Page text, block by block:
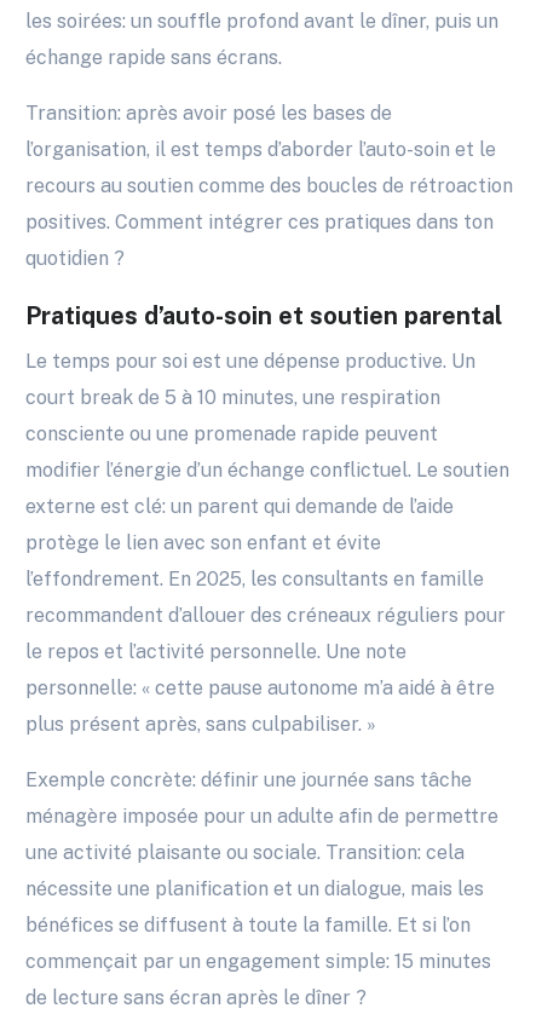
les soirées: un souffle profond avant le dîner, puis un
échange rapide sans écrans.
Transition: après avoir posé les bases de
l’organisation, il est temps d’aborder l’auto-soin et le
recours au soutien comme des boucles de rétroaction
positives. Comment intégrer ces pratiques dans ton
quotidien ?
Pratiques d’auto-soin et soutien parental
Le temps pour soi est une dépense productive. Un
court break de 5 à 10 minutes, une respiration
consciente ou une promenade rapide peuvent
modifier l’énergie d’un échange conflictuel. Le soutien
externe est clé: un parent qui demande de l’aide
protège le lien avec son enfant et évite
l’effondrement. En 2025, les consultants en famille
recommandent d’allouer des créneaux réguliers pour
le repos et l’activité personnelle. Une note
personnelle: « cette pause autonome m’a aidé à être
plus présent après, sans culpabiliser. »
Exemple concrète: définir une journée sans tâche
ménagère imposée pour un adulte afin de permettre
une activité plaisante ou sociale. Transition: cela
nécessite une planification et un dialogue, mais les
bénéfices se diffusent à toute la famille. Et si l’on
commençait par un engagement simple: 15 minutes
de lecture sans écran après le dîner ?